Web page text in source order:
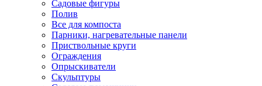
Садовые фигуры
Полив
Все для компоста
Парники, нагревательные панели
Приствольные круги
Ограждения
Опрыскиватели
Скульптуры